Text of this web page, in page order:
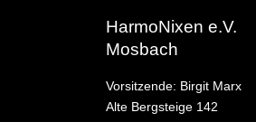
HarmoNixen e.V.
Mosbach
Vorsitzende: Birgit Marx
Alte Bergsteige 142